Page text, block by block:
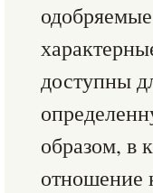
доступны
образом, в